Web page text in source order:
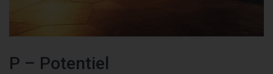
P – Potentiel